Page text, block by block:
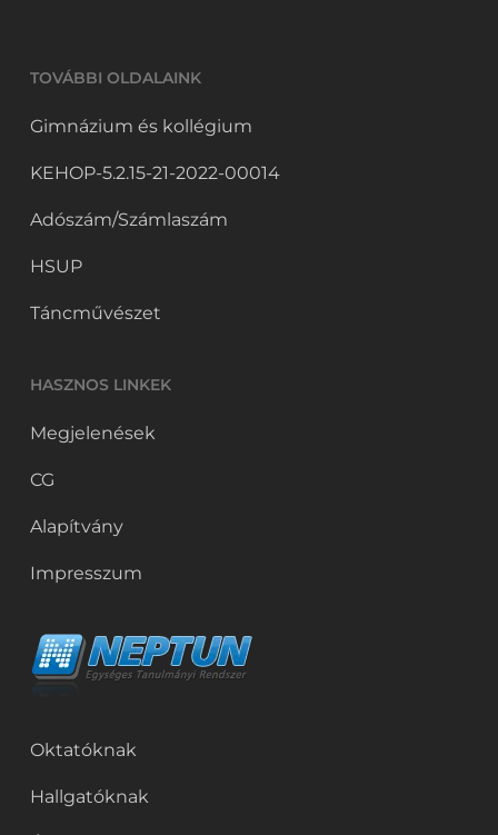
TOVÁBBI OLDALAINK
Gimnázium és kollégium
KEHOP-5.2.15-21-2022-00014
Adószám/Számlaszám
HSUP
Táncművészet
HASZNOS LINKEK
Megjelenések
CG
Alapítvány
Impresszum
Oktatóknak
Hallgatóknak